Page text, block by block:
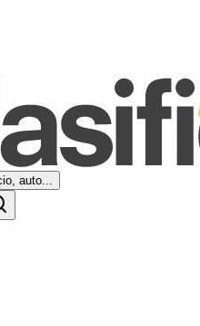
auto...